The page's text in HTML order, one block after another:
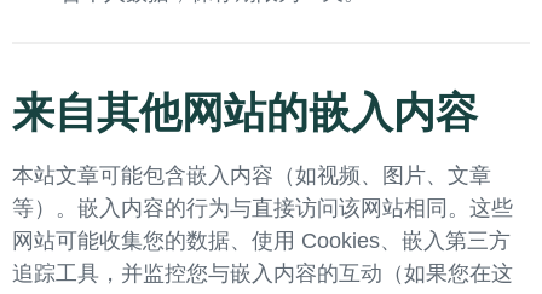
来自其他网站的嵌入内容
本站文章可能包含嵌入内容（如视频、图片、文章
等）。嵌入内容的行为与直接访问该网站相同。这些
网站可能收集您的数据、使用 Cookies、嵌入第三方
追踪工具，并监控您与嵌入内容的互动（如果您在这